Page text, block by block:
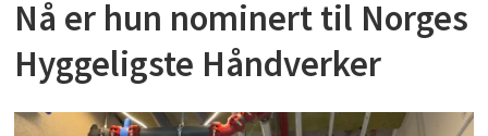
Nå er hun nominert til Norges
Hyggeligste Håndverker